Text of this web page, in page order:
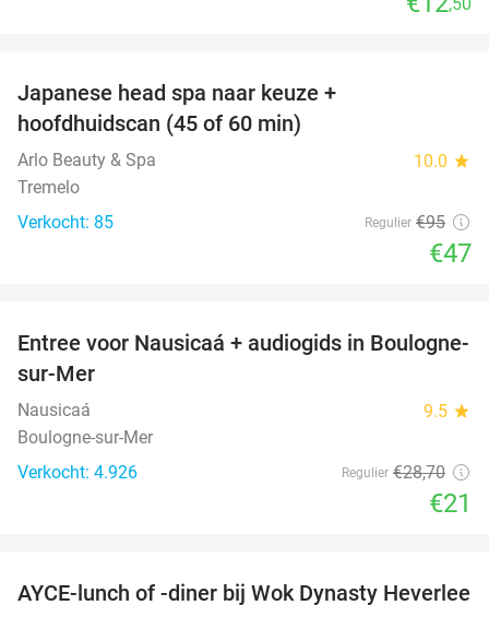
Japanese head spa naar keuze +
hoofdhuidscan (45 of 60 min)
Arlo Beauty & Spa 10.0 star
Tremelo
Verkocht: 85
Regulier €95
€47
27%
Entree voor Nausicaá + audiogids in Boulogne-
sur-Mer
Nausicaá 9.5 star
Boulogne-sur-Mer
Verkocht: 4.926
Regulier €28,70
€21
17%
AYCE-lunch of -diner bij Wok Dynasty Heverlee